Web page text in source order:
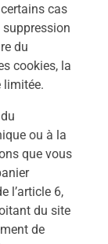
cas
suppression
du
cookies, la
limitée.
ou à la
que vous
l’article 6,
du site
de